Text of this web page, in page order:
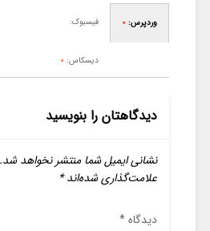
وردپرس: 0 فیسبوک:
دیسکاس: 0
دیدگاهتان را بنویسید
نشانی ایمیل شما منتشر نخواهد شد.
علامت‌گذاری شده‌اند*
دیدگاه*